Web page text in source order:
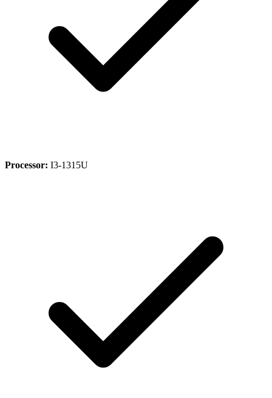
Processor: I3-1315U